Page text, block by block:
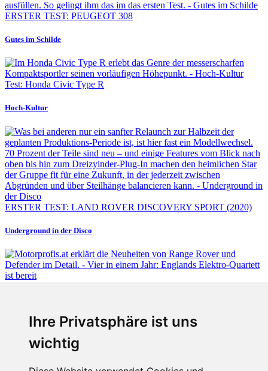
Ihre Privatsphäre ist uns
wichtig
ERSTER TEST: PEUGEOT 308
Gutes im Schilde
Test: Honda Civic Type R
Hoch-Kultur
ERSTER TEST: LAND ROVER DISCOVERY SPORT (2020)
Underground in der Disco
Vier in einem Jahr: Englands Elektro-Quartett ist bereit